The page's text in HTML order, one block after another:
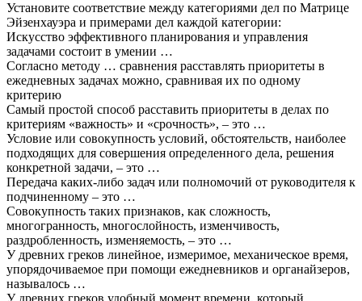
Установите соответствие между категориями дел по Матрице
Эйзенхауэра и примерами дел каждой категории:
Искусство эффективного планирования и управления
задачами состоит в умении …
Согласно методу … сравнения расставлять приоритеты в
ежедневных задачах можно, сравнивая их по одному
критерию
Самый простой способ расставить приоритеты в делах по
критериям «важность» и «срочность», – это …
Условие или совокупность условий, обстоятельств, наиболее
подходящих для совершения определенного дела, решения
конкретной задачи, – это …
Передача каких-либо задач или полномочий от руководителя к
подчиненному – это …
Совокупность таких признаков, как сложность,
многогранность, многослойность, изменчивость,
раздробленность, изменяемость, – это …
У древних греков линейное, измеримое, механическое время,
упорядочиваемое при помощи ежедневников и органайзеров,
называлось …